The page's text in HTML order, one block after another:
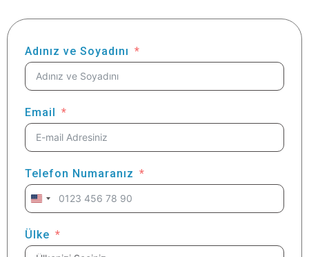
Adınız ve Soyadını
Email
Telefon Numaranız
United
States
+1
Ülke